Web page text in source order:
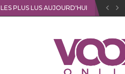
LES PLUS LUS AUJOURD'HUI